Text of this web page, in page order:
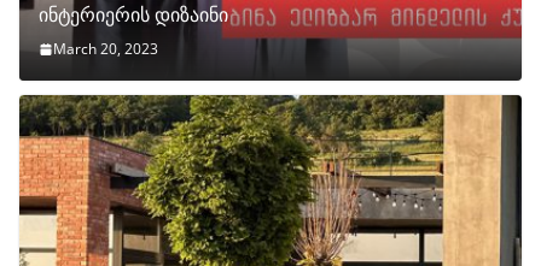
ინტერიერის დიზაინი
March 20, 2023